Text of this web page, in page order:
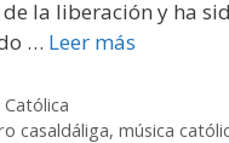
la liberación y ha
… Leer más
Católica
casaldáliga,música